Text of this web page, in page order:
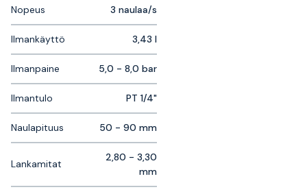
Nopeus 3 naulaa/s
Ilmankäyttö 3,43 l
Ilmanpaine 5,0 - 8,0 bar
Ilmantulo PT 1/4"
Naulapituus 50 - 90 mm
Lankamitat
2,80 - 3,30
mm